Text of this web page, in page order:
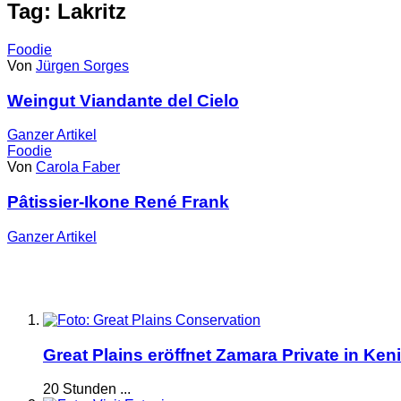
Tag: Lakritz
Foodie
Von Jürgen Sorges
Weingut Viandante del Cielo
GanzerArtikel
Foodie
Von Carola Faber
Pâtissier-Ikone René Frank
GanzerArtikel
Great Plains eröffnet Zamara Private in
20 Stunden ...